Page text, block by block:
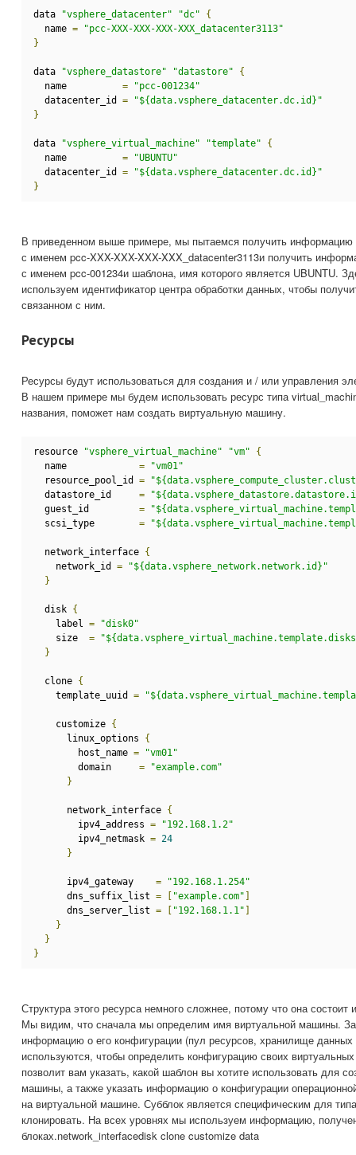
data "vsphere_datacenter" "dc"
{
name =
"pcc-XXX-XXX-XXX-XXX_datacenter3113"
}
data "vsphere_datastore" "datastore"
{
name =
"pcc-001234"
datacenter_id =
"${data.vsphere_datacenter.dc.id}"
}
data "vsphere_virtual_machine" "template"
{
name =
"UBUNTU"
datacenter_id =
"${data.vsphere_datacenter.dc.id}"
}
В приведенном выше примере, мы пытаемся получить информацию
с именем pcc-XXX-XXX-XXX-XXX_datacenter3113и получить
с именем pcc-001234и шаблона, имя которого является UBUNTU.
используем идентификатор центра обработки данных, чтобы
связанном с ним.
Ресурсы
Ресурсы будут использоваться для создания и / или управления
В нашем примере мы будем использовать ресурс типа
названия, поможет нам создать виртуальную машину.
resource "vsphere_virtual_machine" "vm"
{
name =
"vm01"
resource_pool_id =
datastore_id =
guest_id =
scsi_type =
network_interface {
network_id =
"${data.vsphere_network.network.id}"
}
disk {
label =
"disk0"
size =
}
clone {
template_uuid =
customize {
linux_options {
host_name =
"vm01"
domain =
"example.com"
}
network_interface {
ipv4_address =
"192.168.1.2"
ipv4_netmask = 24
}
ipv4_gateway =
"192.168.1.254"
dns_suffix_list = "example.com"
dns_server_list = "192.168.1.1"
}
}
}
Структура этого ресурса немного сложнее, потому что она состоит
Мы видим, что сначала мы определим имя виртуальной машины.
информацию о его конфигурации (пул ресурсов, хранилище
используются, чтобы определить конфигурацию своих
позволит вам указать, какой шаблон вы хотите использовать для
машины, а также указать информацию о конфигурации
на виртуальной машине. Субблок является специфическим для
клонировать. На всех уровнях мы используем информацию,
блоках.network_interfacedisk clone customize data